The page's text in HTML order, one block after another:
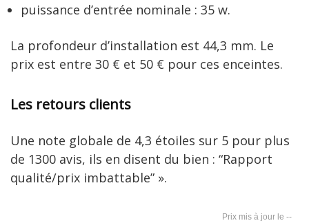
puissance d’entrée nominale : 35 w.
La profondeur d’installation est 44,3 mm. Le
prix est entre 30 € et 50 € pour ces enceintes.
Les retours clients
Une note globale de 4,3 étoiles sur 5 pour plus
de 1300 avis, ils en disent du bien : “Rapport
qualité/prix imbattable” ».
--